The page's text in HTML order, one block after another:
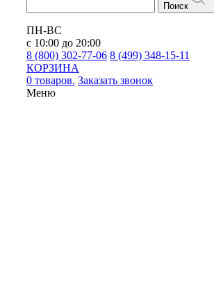
Поиск
ПН-ВС
с 10:00 до 20:00
8 (800) 302-77-06 8 (499) 348-15-11
КОРЗИНА
0 товаров. Заказать звонок
Меню